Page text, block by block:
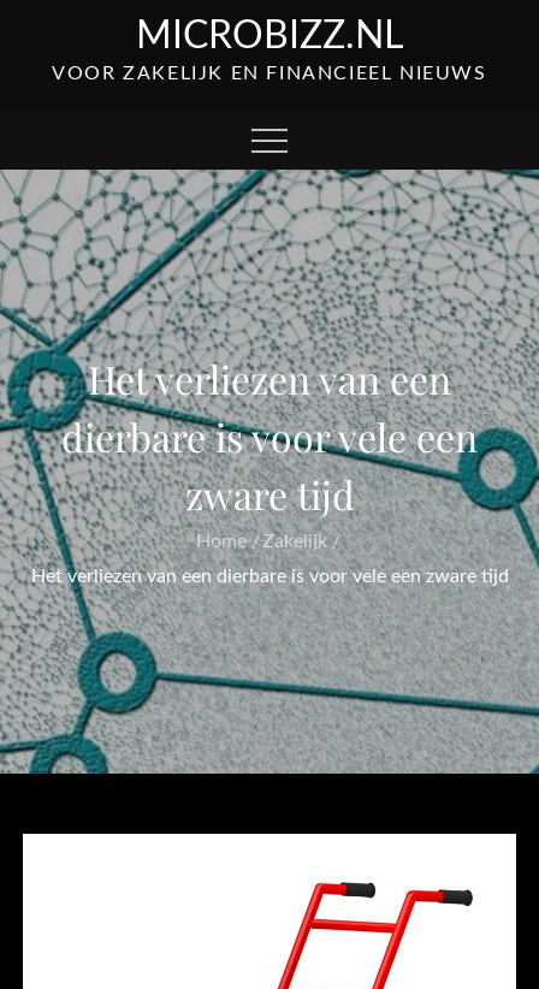
content
MICROBIZZ.NL
VOOR ZAKELIJK EN FINANCIEEL NIEUWS
Het verliezen van een
dierbare is voor vele een
zware tijd
Home
Zakelijk
Het verliezen van een dierbare is voor vele een zware tijd